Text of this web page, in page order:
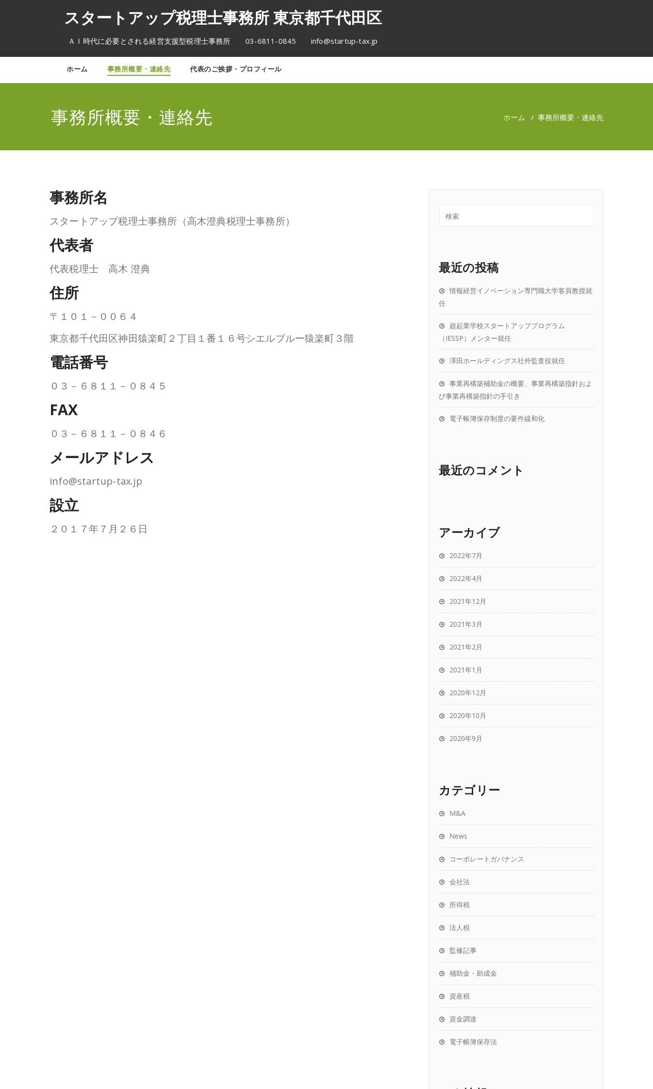
ッ
スタートアップ税理士事務所 東京都千代田区
ＡＩ時代に必要とされる経営支援型税理士事務所 03-6811-0845 info@startup-tax.jp
ホーム 事務所概要・連絡先 代表のご挨拶・プロフィール
事務所概要・連絡先 ホーム / 事務所概要・連絡先
事務所名
スタートアップ税理士事務所（高木澄典税理士事務所）
代表者
代表税理士 高木 澄典
住所
〒１０１－００６４
東京都千代田区神田猿楽町２丁目１番１６号シエルブルー猿楽町３階
電話番号
０３－６８１１－０８４５
FAX
０３－６８１１－０８４６
メールアドレス
info@startup-tax.jp
設立
２０１７年７月２６日
最近の投稿
情報経営イノベーション専門職大学客員教授就
任
超起業学校スタートアッププログラム
（IESSP）メンター就任
澤田ホールディングス社外監査役就任
事業再構築補助金の概要、事業再構築指針およ
び事業再構築指針の手引き
電子帳簿保存制度の要件緩和化
最近のコメント
アーカイブ
2022年7月
2022年4月
2021年12月
2021年3月
2021年2月
2021年1月
2020年12月
2020年10月
2020年9月
カテゴリー
M&A
News
コーポレートガバナンス
会社法
所得税
法人税
監修記事
補助金・助成金
資産税
資金調達
電子帳簿保存法